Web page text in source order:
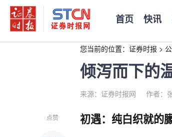
首页 快讯
您当前的位置： 证券时报 >
倾泻而下的
来源：证券时报网 作者：
点赞 初遇：纯白织就的